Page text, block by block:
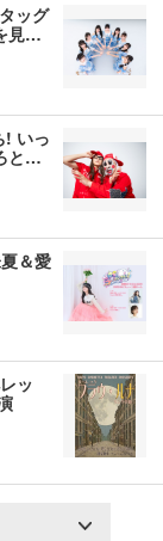
ッグ
見…
いっ
と…
＆愛
ッ